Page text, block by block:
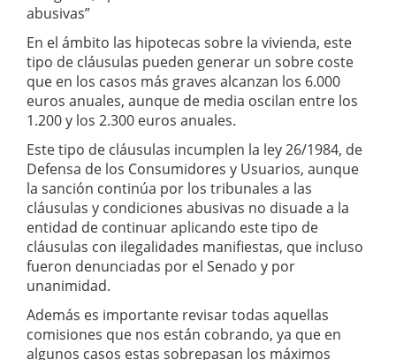
abusivas”
En el ámbito las hipotecas sobre la vivienda, este
tipo de cláusulas pueden generar un sobre coste
que en los casos más graves alcanzan los 6.000
euros anuales, aunque de media oscilan entre los
1.200 y los 2.300 euros anuales.
Este tipo de cláusulas incumplen la ley 26/1984, de
Defensa de los Consumidores y Usuarios, aunque
la sanción continúa por los tribunales a las
cláusulas y condiciones abusivas no disuade a la
entidad de continuar aplicando este tipo de
cláusulas con ilegalidades manifiestas, que incluso
fueron denunciadas por el Senado y por
unanimidad.
Además es importante revisar todas aquellas
comisiones que nos están cobrando, ya que en
algunos casos estas sobrepasan los máximos